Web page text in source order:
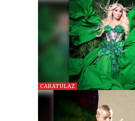
CARATULAZ